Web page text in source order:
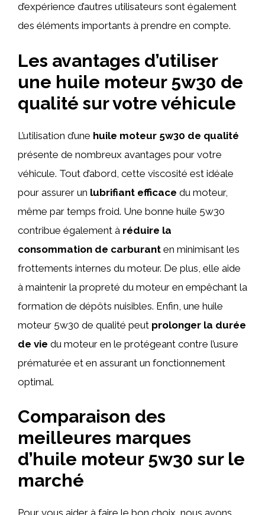
d’expérience d’autres utilisateurs sont également
des éléments importants à prendre en compte.
Les avantages d’utiliser
une huile moteur 5w30 de
qualité sur votre véhicule
L’utilisation d’une huile moteur 5w30 de qualité
présente de nombreux avantages pour votre
véhicule. Tout d’abord, cette viscosité est idéale
pour assurer un lubrifiant efficace du moteur,
même par temps froid. Une bonne huile 5w30
contribue également à réduire la
consommation de carburant en minimisant les
frottements internes du moteur. De plus, elle aide
à maintenir la propreté du moteur en empêchant la
formation de dépôts nuisibles. Enfin, une huile
moteur 5w30 de qualité peut prolonger la durée
de vie du moteur en le protégeant contre l’usure
prématurée et en assurant un fonctionnement
optimal.
Comparaison des
meilleures marques
d’huile moteur 5w30 sur le
marché
Pour vous aider à faire le bon choix, nous avons